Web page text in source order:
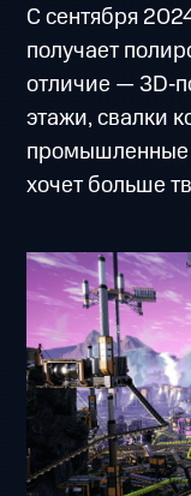
С сентября
получает
отличие —
этажи, свалки
промышленные
хочет больше